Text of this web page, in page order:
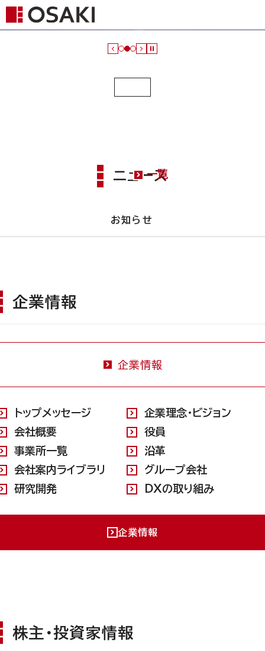
ニュース
一覧
お知らせ
企業情報
企業情報
トップメッセージ
企業理念・ビジョン
会社概要
役員
事業所一覧
沿革
会社案内ライブラリ
グループ会社
研究開発
DXの取り組み
企業情報
株主・投資家情報